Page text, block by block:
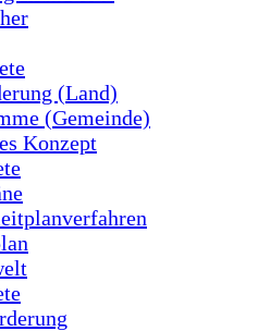
(Land)
(Gemeinde)
Konzept